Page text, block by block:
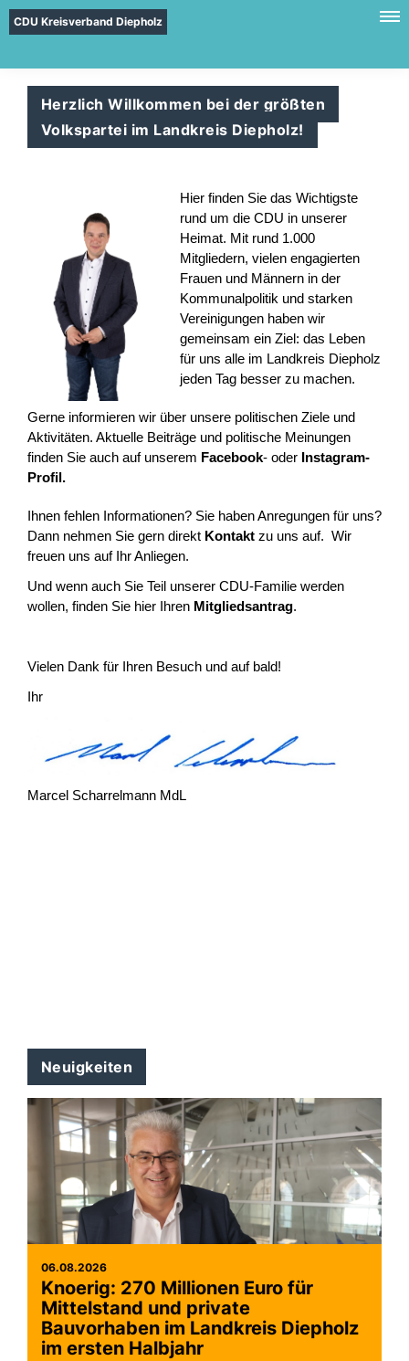
CDU Kreisverband Diepholz
Herzlich Willkommen bei der größten
Volkspartei im Landkreis Diepholz!
Hier finden Sie das Wichtigste
rund um die CDU in unserer
Heimat. Mit rund 1.000
Mitgliedern, vielen engagierten
Frauen und Männern in der
Kommunalpolitik und starken
Vereinigungen haben wir
gemeinsam ein Ziel: das Leben
für uns alle im Landkreis Diepholz
jeden Tag besser zu machen.
Gerne informieren wir über unsere politischen Ziele und
Aktivitäten. Aktuelle Beiträge und politische Meinungen
finden Sie auch auf unserem Facebook- oder Instagram-
Profil.
Ihnen fehlen Informationen? Sie haben Anregungen für uns?
Dann nehmen Sie gern direkt Kontakt zu uns auf. Wir
freuen uns auf Ihr Anliegen.
Und wenn auch Sie Teil unserer CDU-Familie werden
wollen, finden Sie hier Ihren Mitgliedsantrag.
Vielen Dank für Ihren Besuch und auf bald!
Ihr
Marcel Scharrelmann MdL
Neuigkeiten
06.08.2026
Knoerig: 270 Millionen Euro für
Mittelstand und private
Bauvorhaben im Landkreis Diepholz
im ersten Halbjahr